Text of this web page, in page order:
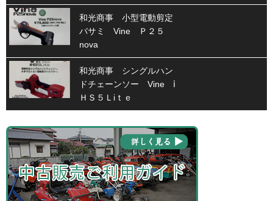
和光商事 小型電動剪定
バサミ Vine Ｐ２５
nova
和光商事 シングルハン
ドチェーンソー Vine ⅰ
ＨＳ５Ｌiｔｅ